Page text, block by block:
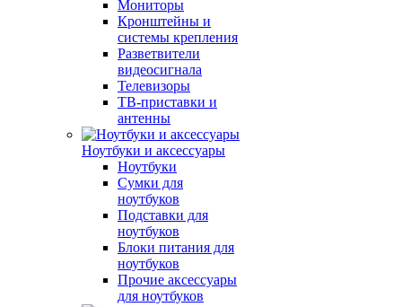
Мониторы
Кронштейны и
системы крепления
Разветвители
видеосигнала
Телевизоры
ТВ-приставки и
антенны
Ноутбуки и аксессуары
Ноутбуки
Сумки для
ноутбуков
Подставки для
ноутбуков
Блоки питания для
ноутбуков
Прочие аксессуары
для ноутбуков